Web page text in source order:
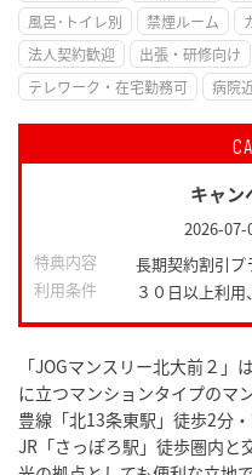
風呂･トイレ別
禁煙ルーム
法人契約歓迎
出張・研修向け
テレワーク・在宅勤務可
病院
キャン
2026-07-
特典内容
長期契約割引プ
利用条件
３０日以上利
「JOGマンスリー北大前２
に立つマンションタイプのマ
豊線「北13条東駅」徒歩2分
JR「さっぽろ駅」徒歩圏内と